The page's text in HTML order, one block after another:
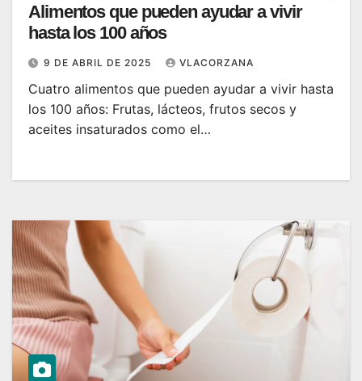
Alimentos que pueden ayudar a vivir
hasta los 100 años
9 DE ABRIL DE 2025 VLACORZANA
Cuatro alimentos que pueden ayudar a vivir hasta
los 100 años: Frutas, lácteos, frutos secos y
aceites insaturados como el…